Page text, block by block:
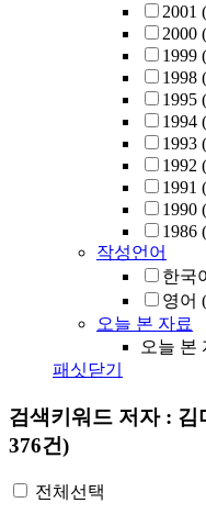
2001
2000
1999
1998
1995
1994
1993
1992
1991
1990
1986
작성언어
한국
영어
오늘 본 자료
오늘 본
패싯닫기
검색키워드 저자 :
376건)
전체선택